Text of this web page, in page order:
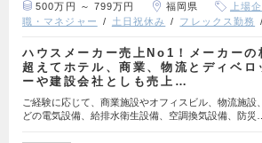
500万円 ～ 799万円 福岡県 上場
職・マネジャー
土日祝休み フレックス勤務
ハウスメーカー売上No1！メーカーの
超えてホテル、商業、物流とディベロ
ーや建設会社としも売上…
ご経験に応じて、商業施設やオフィスビル、物流施設
どの電気設備、給排水衛生設備、空調換気設備、防災…